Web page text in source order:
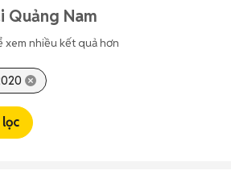
Quảng Nam
xem nhiều kết quả hơn